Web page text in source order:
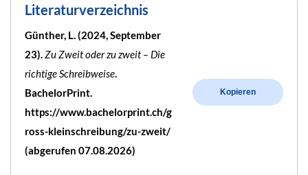
Literaturverzeichnis
Günther, L. (2024, September
23).Zu Zweit oder zu zweit – Die
richtige Schreibweise.
BachelorPrint.
https://www.bachelorprint.ch/g
ross-kleinschreibung/zu-zweit/
(abgerufen 07.08.2026)
Kopieren